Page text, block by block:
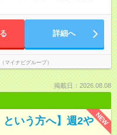
詳細へ
マイナビグループ）
掲載日：2026.08.08
NEW
という方へ】週2や